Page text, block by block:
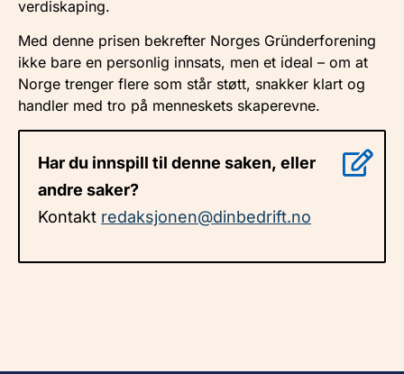
verdiskaping.
Med denne prisen bekrefter Norges Gründerforening
ikke bare en personlig innsats, men et ideal – om at
Norge trenger flere som står støtt, snakker klart og
handler med tro på menneskets skaperevne.
Har du innspill til denne saken, eller
andre saker?
Kontakt redaksjonen@dinbedrift.no